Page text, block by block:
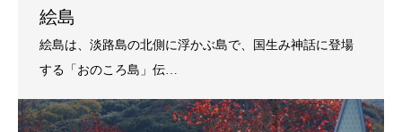
絵島